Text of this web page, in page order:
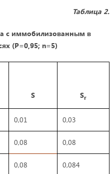
Таблица 2.
с иммобилизованным в
(Р=0,95; n=5)
S Sr
0,01 0,03
0,08 0,08
0,08 0,084